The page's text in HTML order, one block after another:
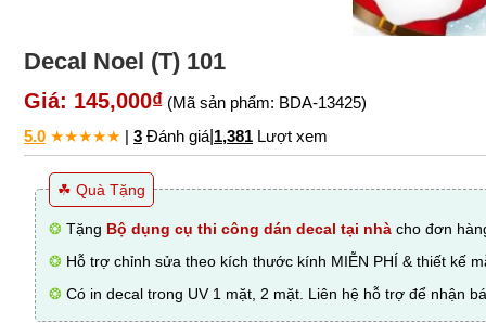
Decal Noel (T) 101
Giá: 145,000₫ (Mã sản phẩm: BDA-13425)
5.0 ★★★★★ | 3 Đánh giá 1,381 Lượt xem
☘ Quà Tặng
❂ Tặng Bộ dụng cụ thi công dán decal tại nhà cho đơn
❂ Hỗ trợ chỉnh sửa theo kích thước kính MIỄN PHÍ & thiết kế
❂ Có in decal trong UV 1 mặt, 2 mặt. Liên hệ hỗ trợ để nhận